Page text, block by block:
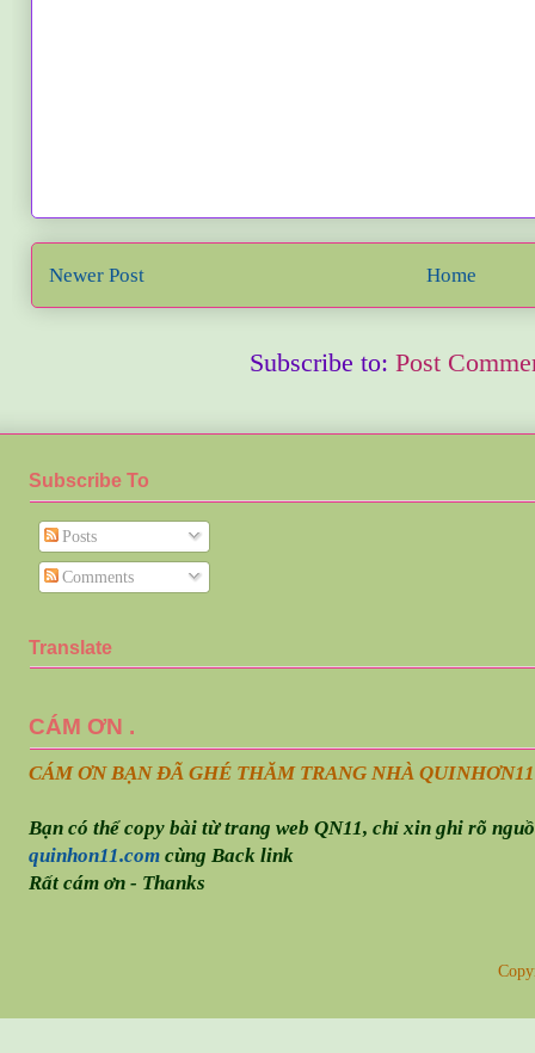
Newer Post Home
Subscribe to: Post
Subscribe To
Posts
Comments
Translate
CÁM ƠN .
CÁM ƠN BẠN ĐÃ GHÉ THĂM TRANG NHÀ QUINHƠN
Bạn có thể copy bài từ trang web QN11, chỉ xin ghi rõ
quinhon11.comcùng Back link
Rất cám ơn - Thanks